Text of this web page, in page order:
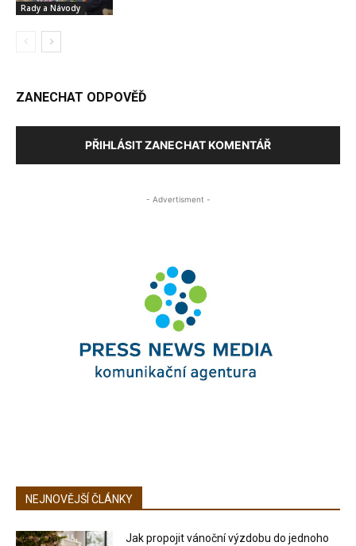
Rady a Návody
ZANECHAT ODPOVĚĎ
PŘIHLÁSIT ZANECHAT KOMENTÁŘ
- Advertisment -
NEJNOVĚJŠÍ ČLÁNKY
Jak propojit vánoční výzdobu do jednoho